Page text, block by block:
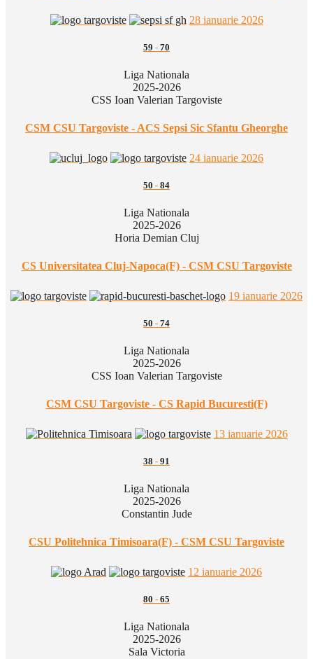
28 ianuarie 2026
59 - 70
Liga Nationala
2025-2026
CSS Ioan Valerian Targoviste
CSM CSU Targoviste - ACS Sepsi Sic Sfantu Gheorghe
24 ianuarie 2026
50 - 84
Liga Nationala
2025-2026
Horia Demian Cluj
CS Universitatea Cluj-Napoca(F) - CSM CSU Targoviste
19 ianuarie 2026
50 - 74
Liga Nationala
2025-2026
CSS Ioan Valerian Targoviste
CSM CSU Targoviste - CS Rapid Bucuresti(F)
13 ianuarie 2026
38 - 91
Liga Nationala
2025-2026
Constantin Jude
CSU Politehnica Timisoara(F) - CSM CSU Targoviste
12 ianuarie 2026
80 - 65
Liga Nationala
2025-2026
Sala Victoria